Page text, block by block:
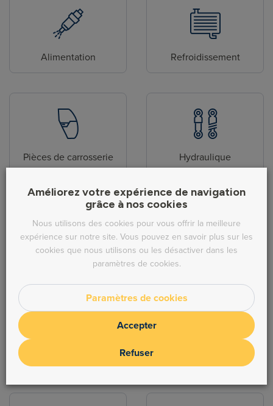
Alimentation Refroidissement
Pièces de carrosserie Hydraulique
Direction Echappement
Améliorez votre expérience de navigation
grâce à nos cookies
Nous utilisons des cookies pour vous offrir la meilleure
expérience sur notre site. Vous pouvez en savoir plus sur les
cookies que nous utilisons ou les désactiver dans les
paramètres de cookies.
Paramètres de cookies
Accepter
Refuser